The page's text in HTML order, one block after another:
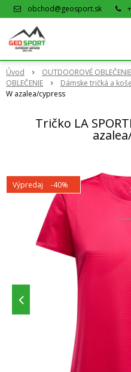
obchod@geosport.sk
Úvod OUTDOOROVÉ OBLEČENIE
OBLEČENIE
Dámske tričká a
W azalea/cypress
Tričko LA
Výpredaj -40%